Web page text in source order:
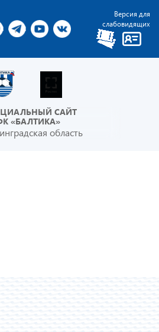
Версия для
слабовидящих
САЙТ
«БАЛТИКА»
область